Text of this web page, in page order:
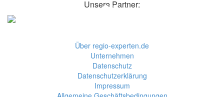
Unsere Partner:
Über regio-experten.de
Unternehmen
Datenschutz
Datenschutzerklärung
Impressum